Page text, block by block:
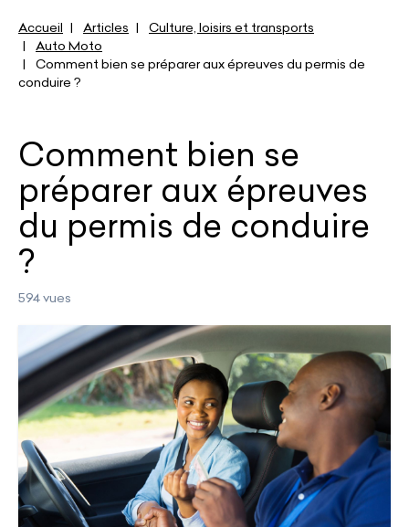
Accueil Articles
Culture, loisirs et transports
Auto Moto
Comment bien se préparer aux épreuves du permis de
conduire ?
Comment bien se
préparer aux épreuves
du permis de conduire
?
594 vues